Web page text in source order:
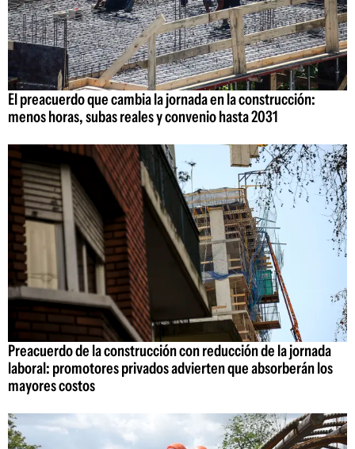
El preacuerdo que cambia la jornada en la construcción:
menos horas, subas reales y convenio hasta 2031
Preacuerdo de la construcción con reducción de la jornada
laboral: promotores privados advierten que absorberán los
mayores costos